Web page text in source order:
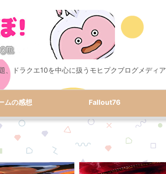
、ドラクエ10を中心に扱うモヒプクブログメディア
ムの感想 Fallout76